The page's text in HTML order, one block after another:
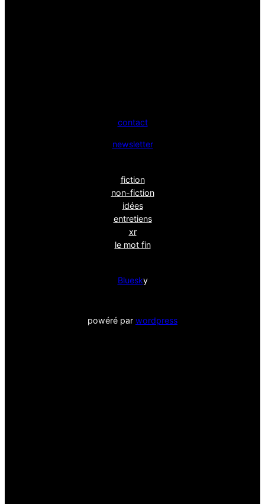
contact
newsletter
fiction
non-fiction
idées
entretiens
xr
le mot fin
Bluesky
powéré par wordpress